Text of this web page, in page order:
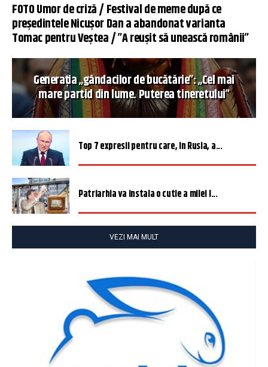
FOTO Umor de criză / Festival de meme după ce
președintele Nicușor Dan a abandonat varianta
Tomac pentru Veștea / ”A reușit să unească românii”
Generația „gândacilor de bucătărie”: „Cel mai
mare partid din lume. Puterea tineretului”
Top 7 expresii pentru care, în Rusia, a...
Patriarhia va instala o cutie a milei î...
VEZI MAI MULT